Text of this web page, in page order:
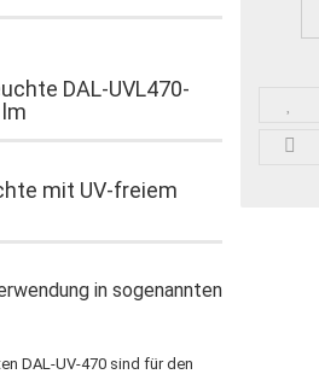
DAL-UVL470-
mit UV-freiem
in sogenannten
DAL-UV-470 sind für den